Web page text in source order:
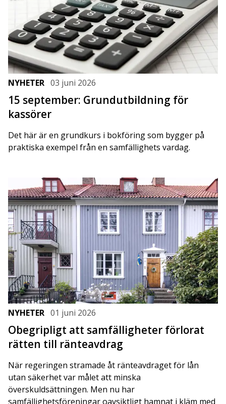
NYHETER 03 juni 2026
15 september: Grundutbildning för
kassörer
Det här är en grundkurs i bokföring som bygger på
praktiska exempel från en samfällighets vardag.
NYHETER 01 juni 2026
Obegripligt att samfälligheter förlorat
rätten till ränteavdrag
När regeringen stramade åt ränteavdraget för lån
utan säkerhet var målet att minska
överskuldsättningen. Men nu har
samfällighetsföreningar oavsiktligt hamnat i kläm med